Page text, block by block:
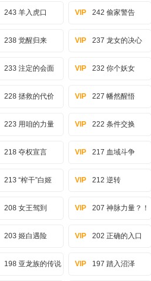
243 羊入虎口 VIP 242 偷家警告
238 觉醒归来 VIP 237 龙女的决心
233 注定的会面 VIP 232 你个妖女
228 拯救的代价 VIP 227 幡然醒悟
223 用咱的力量 VIP 222 条件交换
218 夺权宣言 VIP 217 血域斗争
213 “榨干”白姬 VIP 212 逆转
208 女王驾到 VIP 207 神脉力量？！
203 姬白遇险 VIP 202 正确的入口
198 亚龙族的传说 VIP 197 踏入沼泽